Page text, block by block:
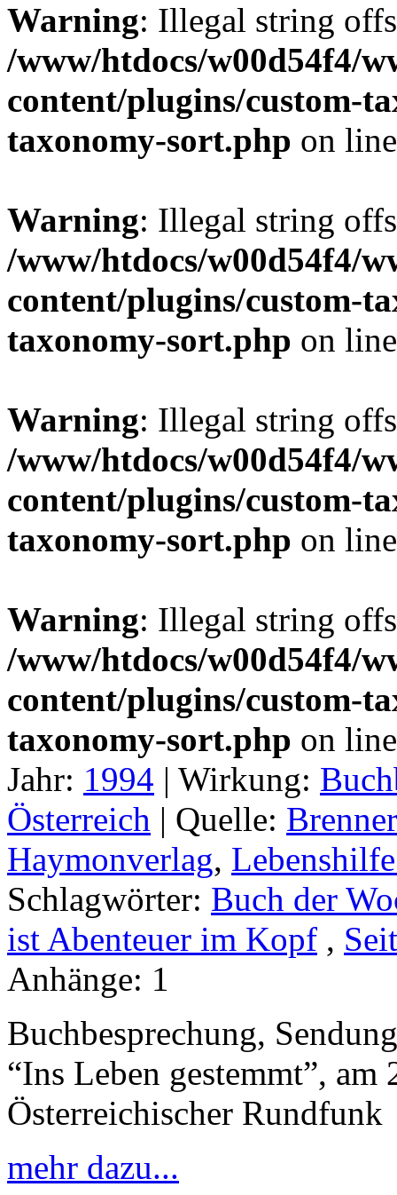
Warning: Illegal string
/www/htdocs/w00d54f4/
content/plugins/custom-
taxonomy-sort.php on
Warning: Illegal string
/www/htdocs/w00d54f4/
content/plugins/custom-
taxonomy-sort.php on
Warning: Illegal string
/www/htdocs/w00d54f4/
content/plugins/custom-
taxonomy-sort.php on
Warning: Illegal string
/www/htdocs/w00d54f4/
content/plugins/custom-
taxonomy-sort.php on
Jahr: 1994 | Wirkung:
Österreich | Quelle:
Haymonverlag,
Schlagwörter: Buch der
ist Abenteuer im Kopf ,
Anhänge: 1
Buchbesprechung,
“Ins Leben gestemmt”,
Österreichischer Rundfunk
mehr dazu...